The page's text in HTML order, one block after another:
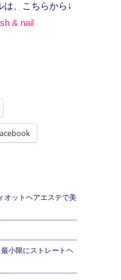
は、こちらから↓
& nail
オットヘアエステで美
小限にストレートヘ